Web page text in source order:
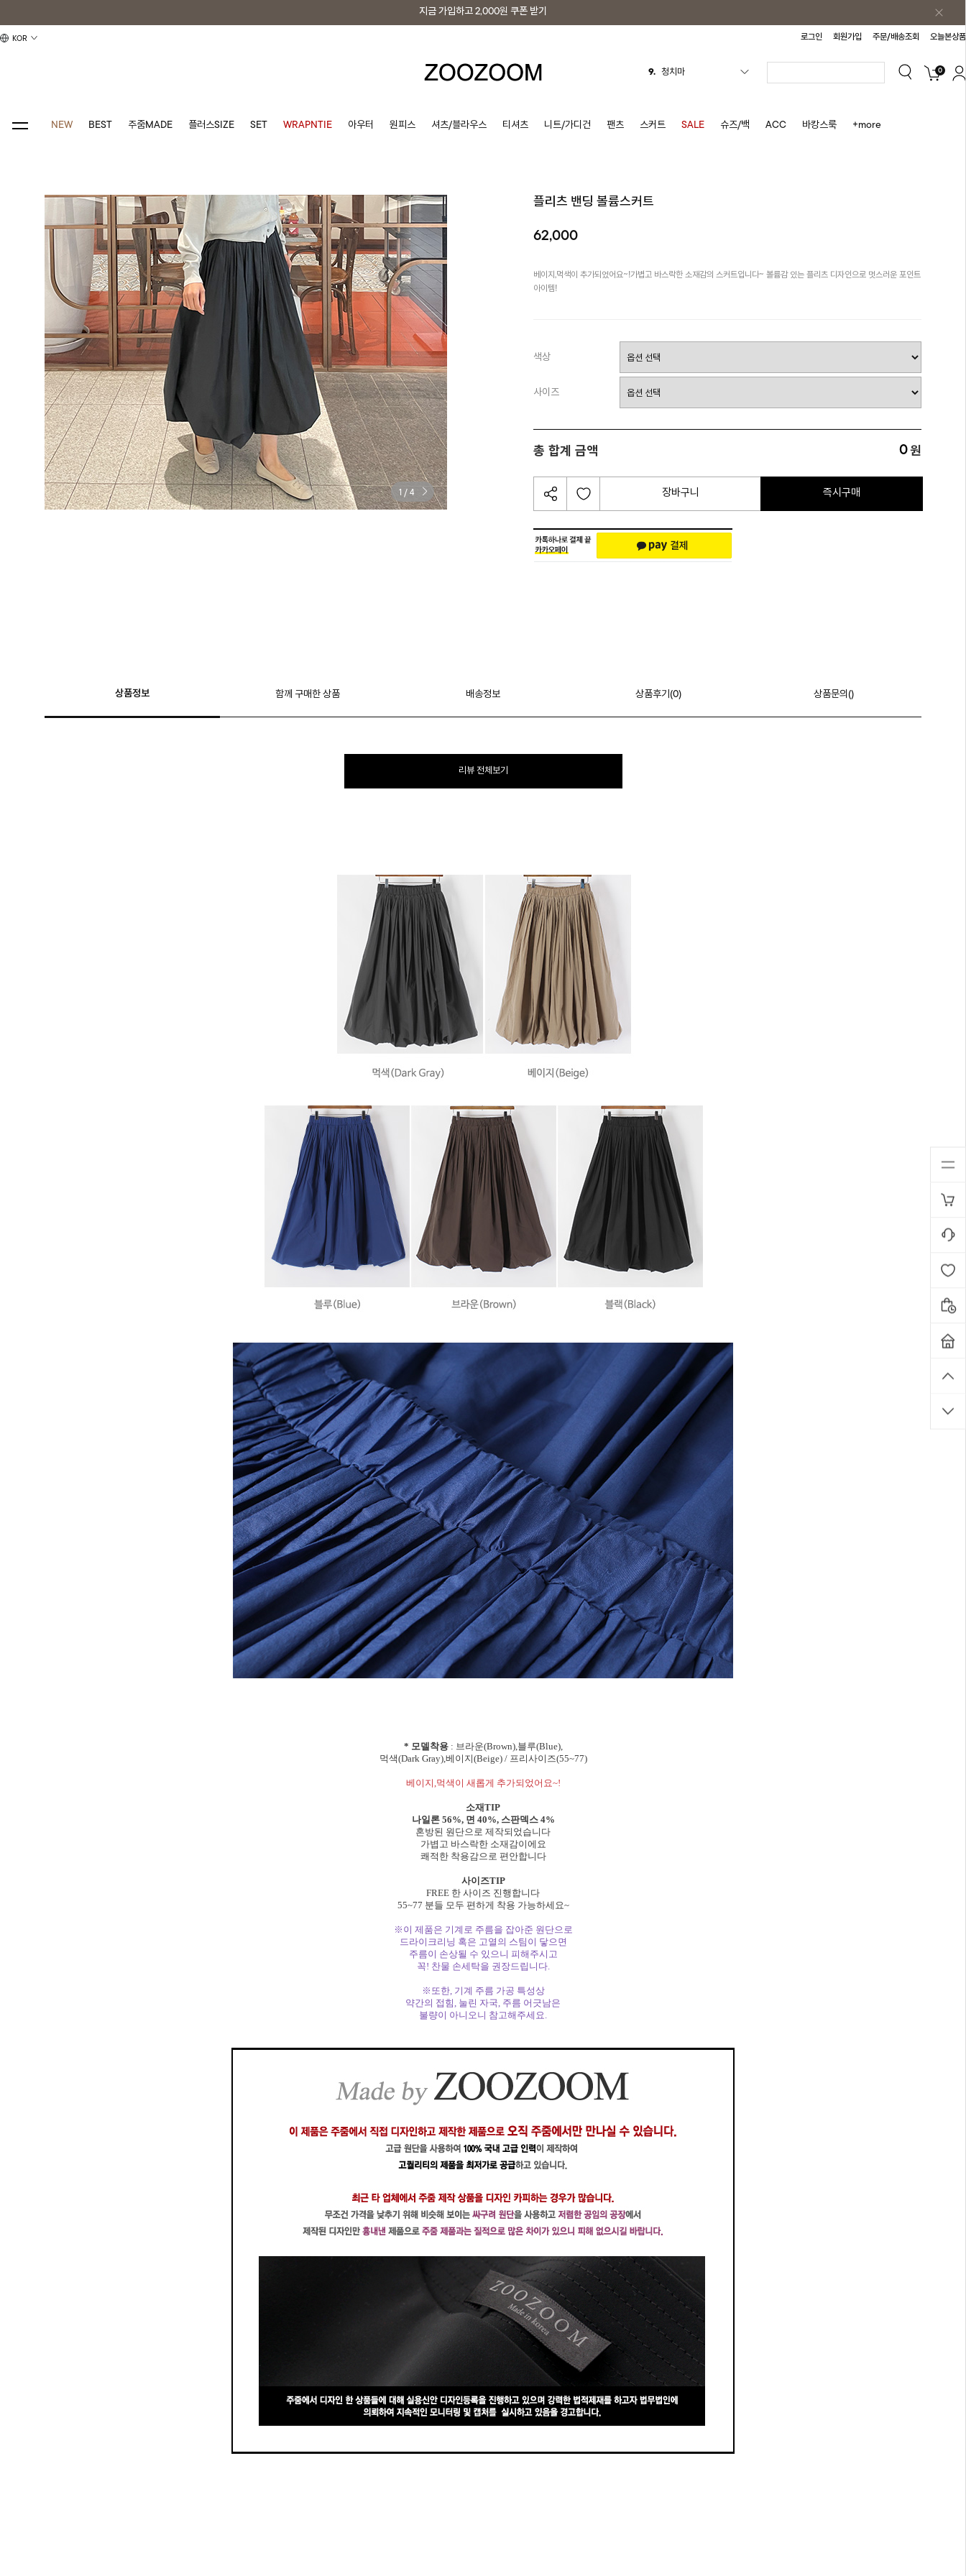
지금 가입하고 2,000원 쿠폰 받기
KOR 로그인 회원가입 주문/배송조회 오늘본상품
10. 바스락원피스
2.
9. 청치마
0
NEW BEST 주줌MADE 플러스SIZE SET WRAPNTIE 아우터 원피스 셔츠/블라우스 티셔츠 니트/가디건 팬츠 스커트 SALE 슈즈/백 ACC 바캉스룩 +more
1 / 4
플리츠 밴딩 볼륨스커트
62,000
베이지,먹색이 추가되었어요~!가볍고 바스락한 소재감의 스커트입니다~ 볼륨감 있는 플리츠 디자인으로 멋스러운 포인트
아이템!
색상
사이즈
총 합계 금액 0원
장바구니 즉시구매
상품정보 함께 구매한 상품 배송정보 상품후기(0) 상품문의()
리뷰 전체보기
* 모델착용: 브라운(Brown),블루(Blue),
먹색(Dark Gray),베이지(Beige) / 프리사이즈(55~77)
베이지,먹색이 새롭게 추가되었어요~!
소재TIP
나일론 56%, 면 40%, 스판덱스 4%
혼방된 원단으로 제작되었습니다
가볍고 바스락한 소재감이에요
쾌적한 착용감으로 편안합니다
사이즈TIP
FREE 한 사이즈 진행합니다
55~77 분들 모두 편하게 착용 가능하세요~
※이 제품은 기계로 주름을 잡아준 원단으로
드라이크리닝 혹은 고열의 스팀이 닿으면
주름이 손상될 수 있으니 피해주시고
꼭! 찬물 손세탁을 권장드립니다.
※또한, 기계 주름 가공 특성상
약간의 접힘, 눌린 자국, 주름 어긋남은
불량이 아니오니 참고해주세요.